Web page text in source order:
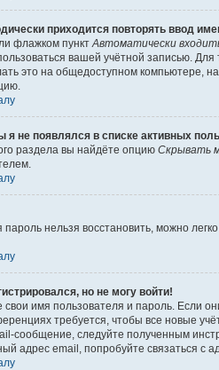
приходится повторять ввод
флажком пункт Автоматически
вашей учётной записью.
это на общедоступном компьютере,
я не появлялся в списке активных
раздела вы найдёте опцию Скрывать
пароль нельзя восстановить, можно
но не могу войти!
свои имя пользователя и пароль. Если
требуется, чтобы все новые
сообщение, следуйте полученным
адрес email, попробуйте связаться с